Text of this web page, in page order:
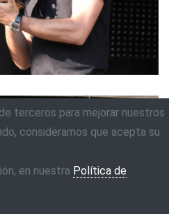
terceros para mejorar nuestros
consideramos que acepta su
en nuestra Política de